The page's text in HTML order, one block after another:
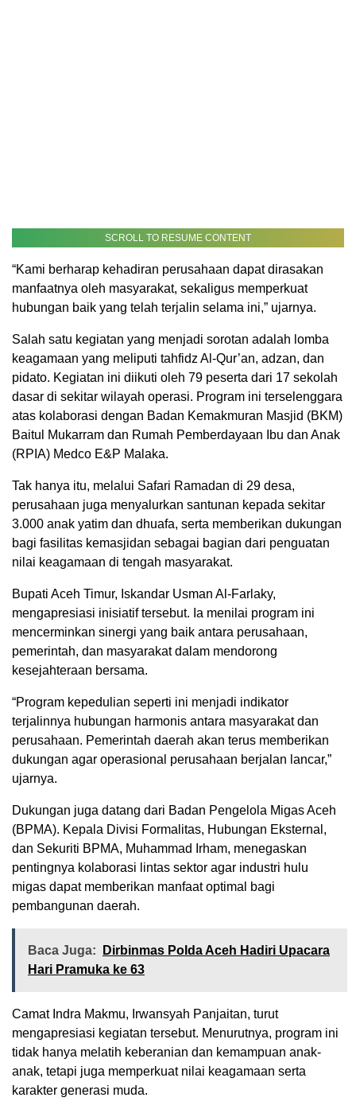
SCROLL TO RESUME CONTENT
“Kami berharap kehadiran perusahaan dapat dirasakan
manfaatnya oleh masyarakat, sekaligus memperkuat
hubungan baik yang telah terjalin selama ini,” ujarnya.
Salah satu kegiatan yang menjadi sorotan adalah lomba
keagamaan yang meliputi tahfidz Al-Qur’an, adzan, dan
pidato. Kegiatan ini diikuti oleh 79 peserta dari 17 sekolah
dasar di sekitar wilayah operasi. Program ini terselenggara
atas kolaborasi dengan Badan Kemakmuran Masjid (BKM)
Baitul Mukarram dan Rumah Pemberdayaan Ibu dan Anak
(RPIA) Medco E&P Malaka.
Tak hanya itu, melalui Safari Ramadan di 29 desa,
perusahaan juga menyalurkan santunan kepada sekitar
3.000 anak yatim dan dhuafa, serta memberikan dukungan
bagi fasilitas kemasjidan sebagai bagian dari penguatan
nilai keagamaan di tengah masyarakat.
Bupati Aceh Timur, Iskandar Usman Al-Farlaky,
mengapresiasi inisiatif tersebut. Ia menilai program ini
mencerminkan sinergi yang baik antara perusahaan,
pemerintah, dan masyarakat dalam mendorong
kesejahteraan bersama.
“Program kepedulian seperti ini menjadi indikator
terjalinnya hubungan harmonis antara masyarakat dan
perusahaan. Pemerintah daerah akan terus memberikan
dukungan agar operasional perusahaan berjalan lancar,”
ujarnya.
Dukungan juga datang dari Badan Pengelola Migas Aceh
(BPMA). Kepala Divisi Formalitas, Hubungan Eksternal,
dan Sekuriti BPMA, Muhammad Irham, menegaskan
pentingnya kolaborasi lintas sektor agar industri hulu
migas dapat memberikan manfaat optimal bagi
pembangunan daerah.
Baca Juga:
Dirbinmas Polda Aceh Hadiri Upacara
Hari Pramuka ke 63
Camat Indra Makmu, Irwansyah Panjaitan, turut
mengapresiasi kegiatan tersebut. Menurutnya, program ini
tidak hanya melatih keberanian dan kemampuan anak-
anak, tetapi juga memperkuat nilai keagamaan serta
karakter generasi muda.